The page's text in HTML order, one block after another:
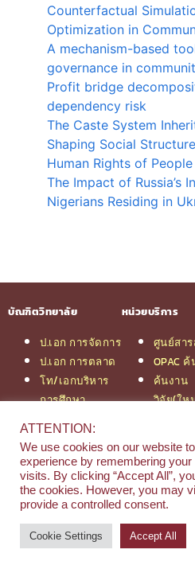
Counterfactual
Optimization in
A mechanism-based
governance in
Profit bridge
dependency risk
The Caste System
Shaping Social
Human Rights of
The Impact of Russia’s
Nigerians Residing in
บัณฑิตวิทยาลัย
ป.เอก การจัดการ
ป.เอก การตลาด
โท/เอกบริหาร
การศึกษา
สารสนเทศ
ป.โท จัดการฯ
วิศวกรรม
ป.โท นิติศาสตร์
ป.โท MBA/IMBA
หน่วยบริการ
ศูนย์สา
OPAC
ค้นงาน
วิจัย(ให
© 2026 e-Research |
ATTENTION:
We use cookies on our website
experience by remembering
visits. By clicking “Accept All”,
the cookies. However, you may
provide a controlled consent.
Cookie Settings Accept All